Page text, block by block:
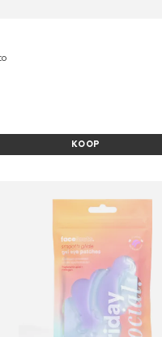
KOOP